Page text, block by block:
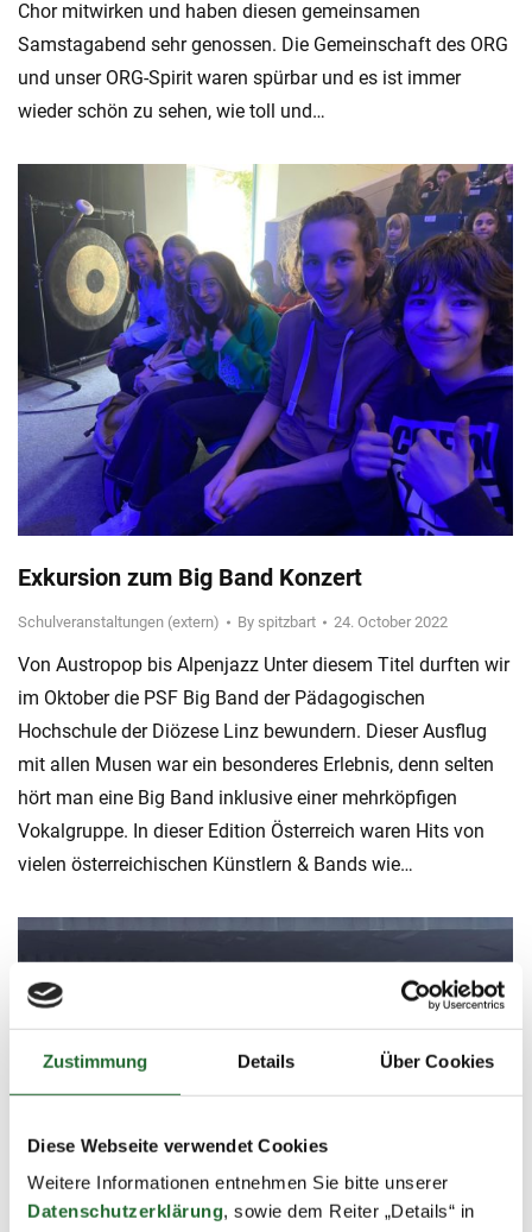
Zustimmung Details Über Cookies
Diese Webseite verwendet Cookies
Weitere Informationen entnehmen Sie bitte unserer
Datenschutzerklärung, sowie dem Reiter „Details“ in
Chor mitwirken und haben diesen gemeinsamen
Samstagabend sehr genossen. Die Gemeinschaft des ORG
und unser ORG-Spirit waren spürbar und es ist immer
wieder schön zu sehen, wie toll und…
Exkursion zum Big Band Konzert
Schulveranstaltungen (extern) By spitzbart 24. October 2022
Von Austropop bis Alpenjazz Unter diesem Titel durften wir
im Oktober die PSF Big Band der Pädagogischen
Hochschule der Diözese Linz bewundern. Dieser Ausflug
mit allen Musen war ein besonderes Erlebnis, denn selten
hört man eine Big Band inklusive einer mehrköpfigen
Vokalgruppe. In dieser Edition Österreich waren Hits von
vielen österreichischen Künstlern & Bands wie…